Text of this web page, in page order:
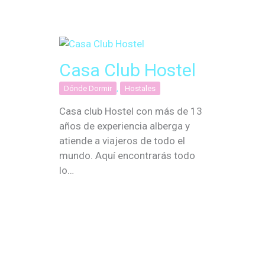
Casa Club Hostel
Dónde Dormir Hostales
Casa club Hostel con más de 13
años de experiencia alberga y
atiende a viajeros de todo el
mundo. Aquí encontrarás todo
lo…